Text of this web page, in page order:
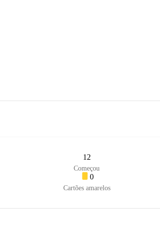
12
Começou
0
Cartões amarelos